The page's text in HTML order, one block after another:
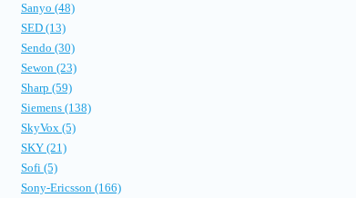
Sanyo (48)
SED (13)
Sendo (30)
Sewon (23)
Sharp (59)
Siemens (138)
SkyVox (5)
SKY (21)
Sofi (5)
Sony-Ericsson (166)